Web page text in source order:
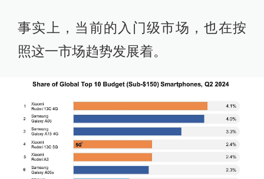
事实上，当前的入门级市场，也在按
照这一市场趋势发展着。